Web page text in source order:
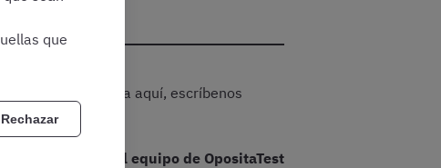
tu pregunta aquí, escríbenos
El equipo de OpositaTest
que
Rechazar